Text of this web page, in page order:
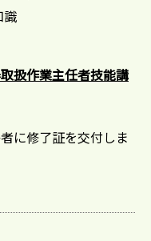
識
扱作業主任者技能講
に修了証を交付しま